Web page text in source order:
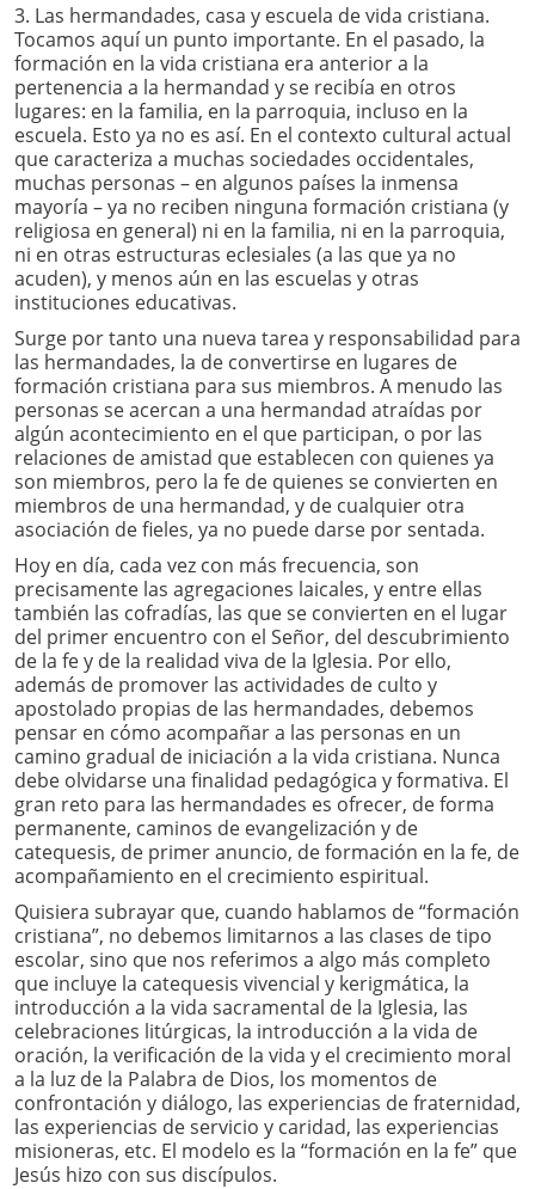
3. Las hermandades, casa y escuela de vida cristiana.
Tocamos aquí un punto importante. En el pasado, la
formación en la vida cristiana era anterior a la
pertenencia a la hermandad y se recibía en otros
lugares: en la familia, en la parroquia, incluso en la
escuela. Esto ya no es así. En el contexto cultural actual
que caracteriza a muchas sociedades occidentales,
muchas personas – en algunos países la inmensa
mayoría – ya no reciben ninguna formación cristiana (y
religiosa en general) ni en la familia, ni en la parroquia,
ni en otras estructuras eclesiales (a las que ya no
acuden), y menos aún en las escuelas y otras
instituciones educativas.
Surge por tanto una nueva tarea y responsabilidad para
las hermandades, la de convertirse en lugares de
formación cristiana para sus miembros. A menudo las
personas se acercan a una hermandad atraídas por
algún acontecimiento en el que participan, o por las
relaciones de amistad que establecen con quienes ya
son miembros, pero la fe de quienes se convierten en
miembros de una hermandad, y de cualquier otra
asociación de fieles, ya no puede darse por sentada.
Hoy en día, cada vez con más frecuencia, son
precisamente las agregaciones laicales, y entre ellas
también las cofradías, las que se convierten en el lugar
del primer encuentro con el Señor, del descubrimiento
de la fe y de la realidad viva de la Iglesia. Por ello,
además de promover las actividades de culto y
apostolado propias de las hermandades, debemos
pensar en cómo acompañar a las personas en un
camino gradual de iniciación a la vida cristiana. Nunca
debe olvidarse una finalidad pedagógica y formativa. El
gran reto para las hermandades es ofrecer, de forma
permanente, caminos de evangelización y de
catequesis, de primer anuncio, de formación en la fe, de
acompañamiento en el crecimiento espiritual.
Quisiera subrayar que, cuando hablamos de “formación
cristiana”, no debemos limitarnos a las clases de tipo
escolar, sino que nos referimos a algo más completo
que incluye la catequesis vivencial y kerigmática, la
introducción a la vida sacramental de la Iglesia, las
celebraciones litúrgicas, la introducción a la vida de
oración, la verificación de la vida y el crecimiento moral
a la luz de la Palabra de Dios, los momentos de
confrontación y diálogo, las experiencias de fraternidad,
las experiencias de servicio y caridad, las experiencias
misioneras, etc. El modelo es la “formación en la fe” que
Jesús hizo con sus discípulos.